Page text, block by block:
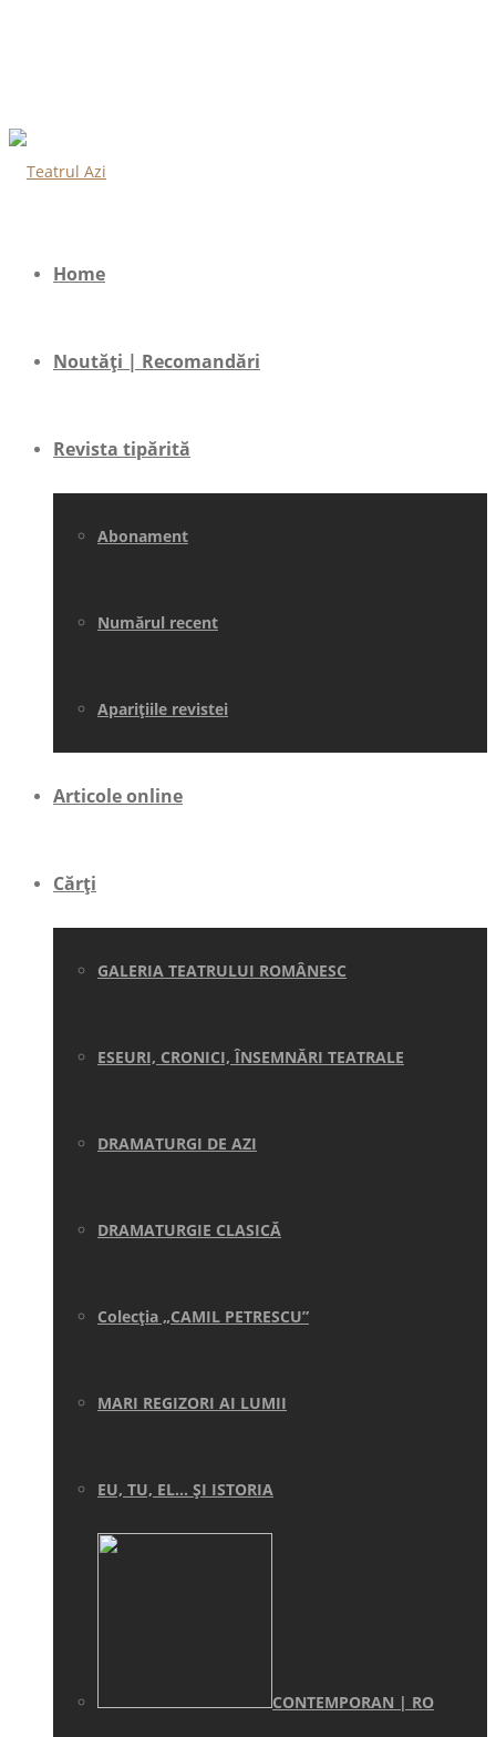
Home
Noutăți | Recomandări
Revista tipărită
Abonament
Numărul recent
Aparițiile revistei
Articole online
Cărți
GALERIA TEATRULUI ROMÂNESC
ESEURI, CRONICI, ÎNSEMNĂRI TEATRALE
DRAMATURGI DE AZI
DRAMATURGIE CLASICĂ
Colecţia „CAMIL PETRESCU”
MARI REGIZORI AI LUMII
EU, TU, EL… ŞI ISTORIA
CONTEMPORAN | RO